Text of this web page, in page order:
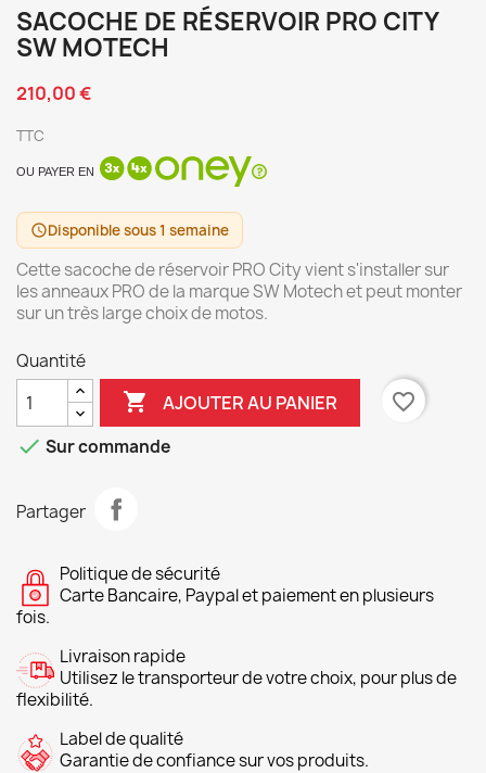
SACOCHE DE RÉSERVOIR PRO CITY
SW MOTECH
210,00 €
TTC
OU PAYER EN
scheduleDisponible sous 1 semaine
Cette sacoche de réservoir PRO City vient s'installer sur
les anneaux PRO de la marque SW Motech et peut monter
sur un très large choix de motos.
Quantité
 AJOUTER AU PANIER
favorite_border
 Sur commande
Partager
Politique de sécurité
Carte Bancaire, Paypal et paiement en plusieurs
fois.
Livraison rapide
Utilisez le transporteur de votre choix, pour plus de
flexibilité.
Label de qualité
Garantie de confiance sur vos produits.